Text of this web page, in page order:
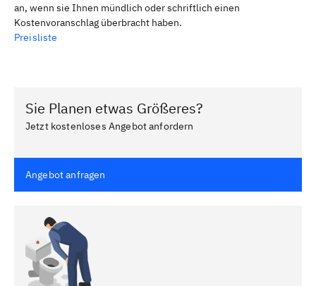
an, wenn sie Ihnen mündlich oder schriftlich einen
Kostenvoranschlag überbracht haben.
Preisliste
Sie Planen etwas Größeres?
Jetzt kostenloses Angebot anfordern
Angebot anfragen